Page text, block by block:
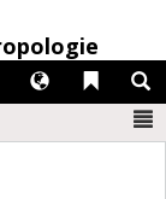
Liens
Langues